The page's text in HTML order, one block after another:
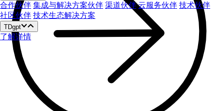
合作伙伴 集成与解决方案伙伴 渠道伙伴 云服务伙伴 技术伙伴
社区伙伴 技术生态解决方案
TDgpt
了解详情